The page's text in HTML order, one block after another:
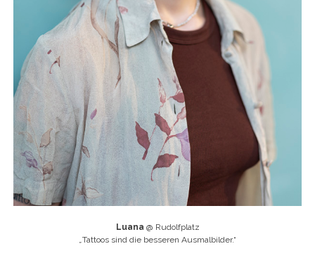
Luana @ Rudolfplatz
Tattoos sind die besseren Ausmalbilder.“